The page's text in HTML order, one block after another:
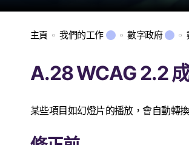
主頁 我們的工作 數字政府
A.28 WCAG 2.2
某些項目如幻燈片的播放，會自動轉